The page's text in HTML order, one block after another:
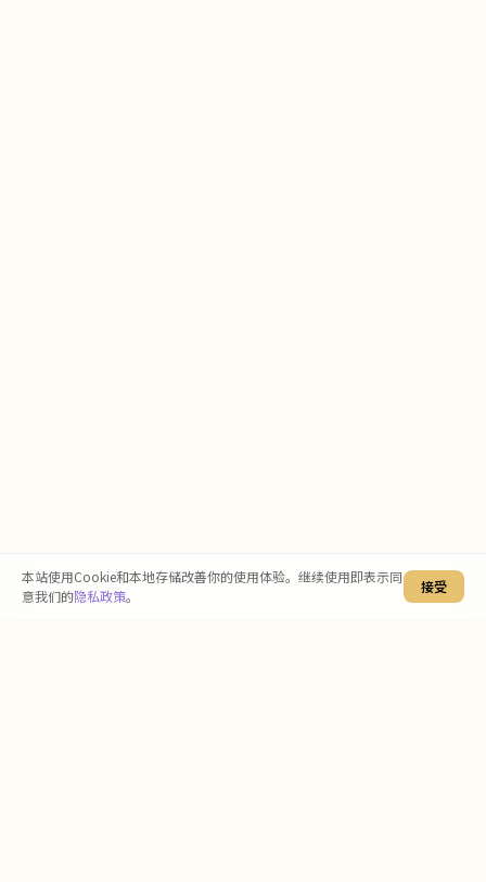
本站使用Cookie和本地存储改善你的使用体验。继续使用即表示同
意我们的隐私政策。
接受